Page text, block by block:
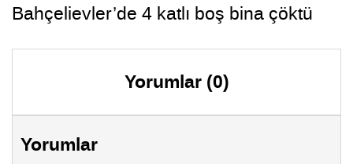
Bahçelievler’de 4 katlı boş bina çöktü
Yorumlar (0)
Yorumlar